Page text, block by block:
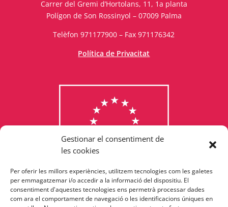
Gestionar el consentiment de
les cookies
Per oferir les millors experiències, utilitzem tecnologies com les galetes
per emmagatzemar i/o accedir a la informació del dispositiu. El
consentiment d'aquestes tecnologies ens permetrà processar dades
com ara el comportament de navegació o les identificacions úniques en
Consulta els programes
finançats per la Unió Europea
Carrer del Gremi d’Hortolans, 11, 1a planta
Polígon de Son Rossinyol – 07009 Palma
Telèfon 971177900 – Fax 971176342
Política de Privacitat